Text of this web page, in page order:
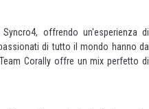
offrendo un'esperienza di
di tutto il mondo hanno da
Corally offre un mix perfetto di